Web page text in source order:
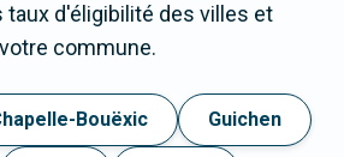
d'éligibilité des villes et
commune.
Bouëxic Guichen